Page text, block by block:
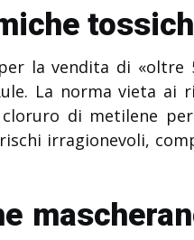
la vendita di «oltre
La norma vieta
di metilene
irragionevoli,